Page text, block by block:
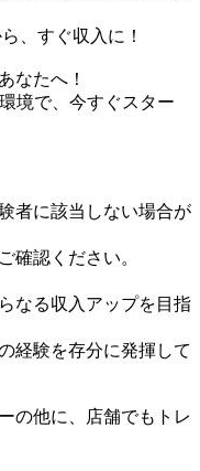
、すぐ収入に！
なたへ！
境で、今すぐスター
者に該当しない場合が
確認ください。
なる収入アップを目指
経験を存分に発揮して
の他に、店舗でもトレ